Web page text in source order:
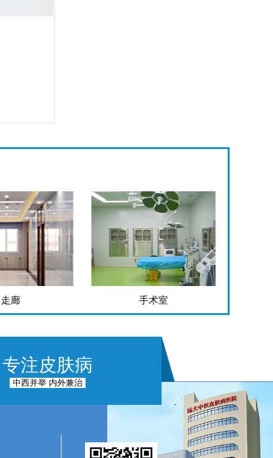
走廊 手术室
专注皮肤病
中西并举 内外兼治